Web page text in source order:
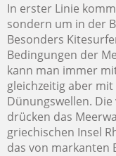
In erster Linie
sondern um in der
Besonders
Bedingungen der
kann man immer
gleichzeitig aber
Dünungswellen.
drücken das
griechischen Insel
das von markanten